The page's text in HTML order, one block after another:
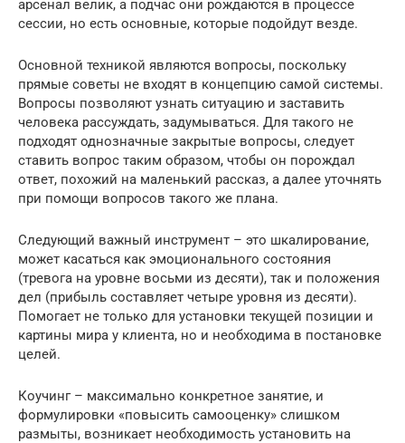
арсенал велик, а подчас они рождаются в процессе
сессии, но есть основные, которые подойдут везде.
Основной техникой являются вопросы, поскольку
прямые советы не входят в концепцию самой системы.
Вопросы позволяют узнать ситуацию и заставить
человека рассуждать, задумываться. Для такого не
подходят однозначные закрытые вопросы, следует
ставить вопрос таким образом, чтобы он порождал
ответ, похожий на маленький рассказ, а далее уточнять
при помощи вопросов такого же плана.
Следующий важный инструмент – это шкалирование,
может касаться как эмоционального состояния
(тревога на уровне восьми из десяти), так и положения
дел (прибыль составляет четыре уровня из десяти).
Помогает не только для установки текущей позиции и
картины мира у клиента, но и необходима в постановке
целей.
Коучинг – максимально конкретное занятие, и
формулировки «повысить самооценку» слишком
размыты, возникает необходимость установить на